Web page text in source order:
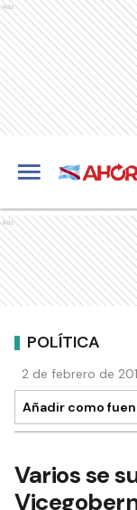
Ads
Ads
POLÍTICA
2 de febrero de
Añadir como
Varios se